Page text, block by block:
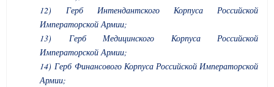
12) Герб Интендантского Корпуса Российской
Императорской Армии;
13) Герб Медицинского Корпуса Российской
Императорской Армии;
14) Герб Финансового Корпуса Российской Императорской
Армии;